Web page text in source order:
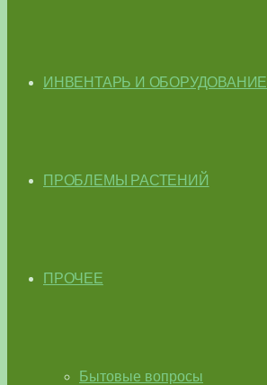
ИНВЕНТАРЬ И ОБОРУДОВАНИЕ
ПРОБЛЕМЫ РАСТЕНИЙ
ПРОЧЕЕ
Бытовые вопросы